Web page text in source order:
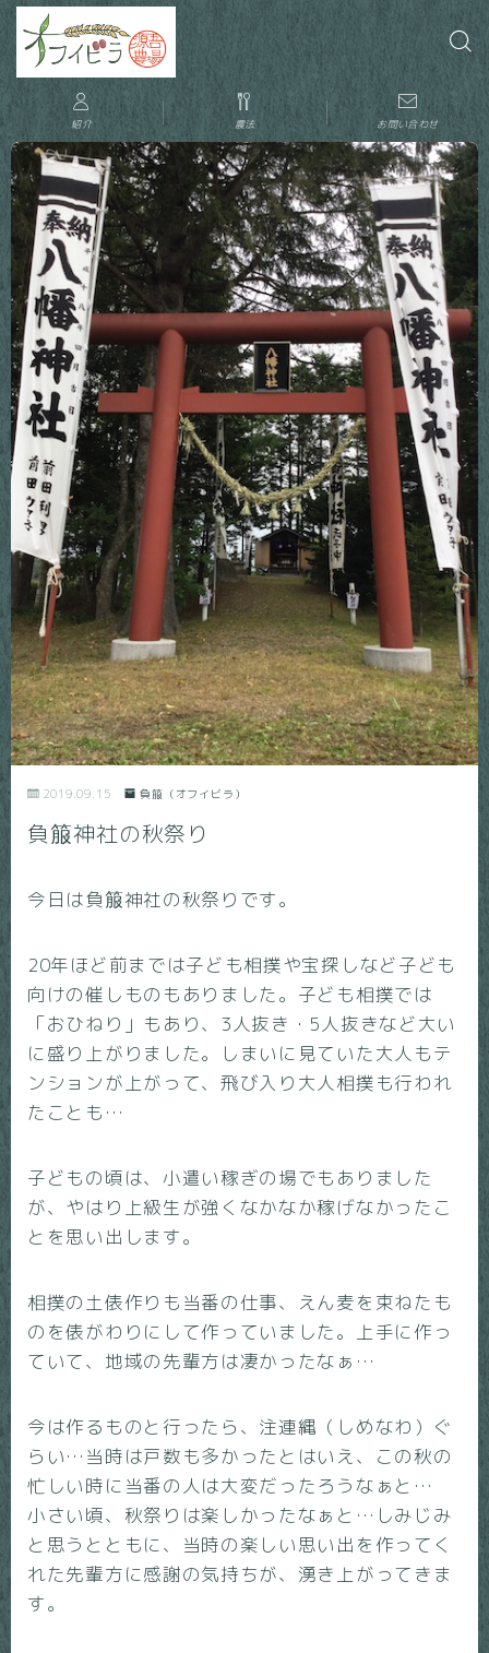
紹介 農法 お問い合わせ
2019.09.15 負箙（オフイビラ）
負箙神社の秋祭り
今日は負箙神社の秋祭りです。
20年ほど前までは子ども相撲や宝探しなど子ども
向けの催しものもありました。子ども相撲では
「おひねり」もあり、3人抜き・5人抜きなど大い
に盛り上がりました。しまいに見ていた大人もテ
ンションが上がって、飛び入り大人相撲も行われ
たことも…
子どもの頃は、小遣い稼ぎの場でもありました
が、やはり上級生が強くなかなか稼げなかったこ
とを思い出します。
相撲の土俵作りも当番の仕事、えん麦を束ねたも
のを俵がわりにして作っていました。上手に作っ
ていて、地域の先輩方は凄かったなぁ…
今は作るものと行ったら、注連縄（しめなわ）ぐ
らい…当時は戸数も多かったとはいえ、この秋の
忙しい時に当番の人は大変だったろうなぁと…
小さい頃、秋祭りは楽しかったなぁと…しみじみ
と思うとともに、当時の楽しい思い出を作ってく
れた先輩方に感謝の気持ちが、湧き上がってきま
す。